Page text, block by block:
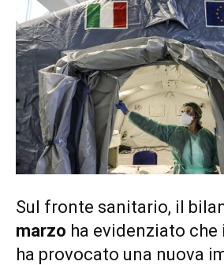
Sul fronte sanitario, il
marzo ha evidenziato che
ha provocato una nuova